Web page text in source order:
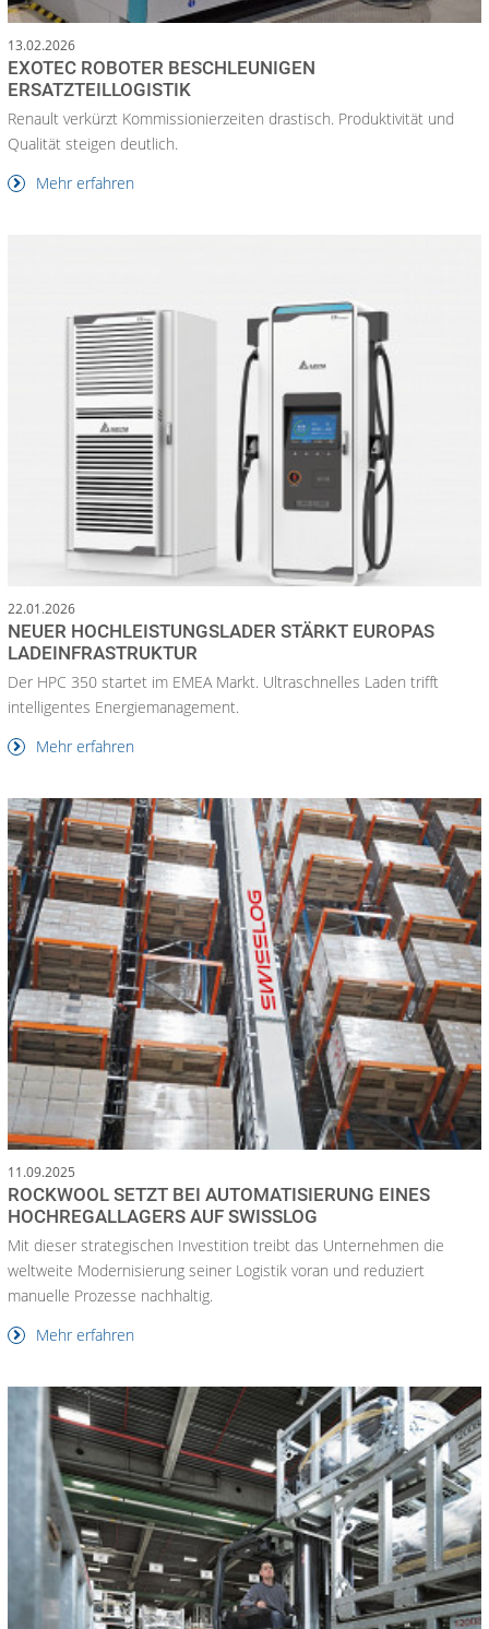
13.02.2026
EXOTEC ROBOTER BESCHLEUNIGEN
ERSATZTEILLOGISTIK
Renault verkürzt Kommissionierzeiten drastisch. Produktivität und
Qualität steigen deutlich.
Mehr erfahren
22.01.2026
NEUER HOCHLEISTUNGSLADER STÄRKT EUROPAS
LADEINFRASTRUKTUR
Der HPC 350 startet im EMEA Markt. Ultraschnelles Laden trifft
intelligentes Energiemanagement.
Mehr erfahren
11.09.2025
ROCKWOOL SETZT BEI AUTOMATISIERUNG EINES
HOCHREGALLAGERS AUF SWISSLOG
Mit dieser strategischen Investition treibt das Unternehmen die
weltweite Modernisierung seiner Logistik voran und reduziert
manuelle Prozesse nachhaltig.
Mehr erfahren